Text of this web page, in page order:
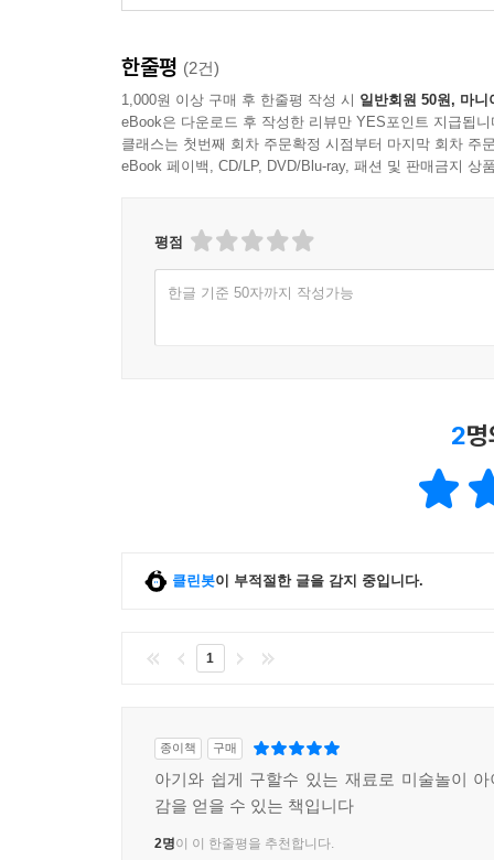
한줄평 (2건)
1,000원 이상 구매 후 한줄평 작성 시 일반회원 50원, 마니
eBook은 다운로드 후 작성한 리뷰만 YES포인트 지급됩니
클래스는 첫번째 회차 주문확정 시점부터 마지막 회차 주
eBook 페이백, CD/LP, DVD/Blu-ray, 패션 및 판매금지 상
평점
한글 기준 50자까지 작성가능
2
클린봇이 부적절한 글을 감지 중입니다.
1
종이책 구매
아기와 쉽게 구할수 있는 재료로 미술놀이
감을 얻을 수 있는 책입니다
2명이 이 한줄평을 추천합니다.